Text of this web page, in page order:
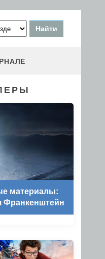
материалы:
Франкенштейн